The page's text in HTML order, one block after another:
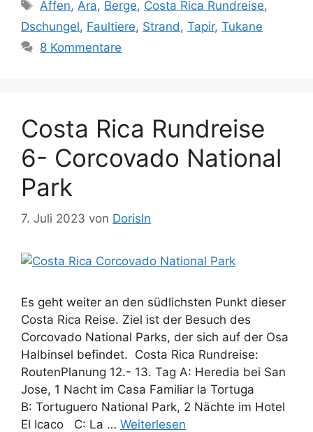
Schlagwörter
Affen,Ara, Berge, Costa Rica Rundreise,
Dschungel, Faultiere, Strand, Tapir, Tukane
8 Kommentare
Costa Rica Rundreise
6- Corcovado National
Park
7. Juli 2023 von DorisIn
Es geht weiter an den südlichsten Punkt dieser
Costa Rica Reise. Ziel ist der Besuch des
Corcovado National Parks, der sich auf der Osa
Halbinsel befindet. Costa Rica Rundreise:
RoutenPlanung 12.- 13. Tag A: Heredia bei San
Jose, 1 Nacht im Casa Familiar la Tortuga
B: Tortuguero National Park, 2 Nächte im Hotel
El Icaco C: La … Weiterlesen